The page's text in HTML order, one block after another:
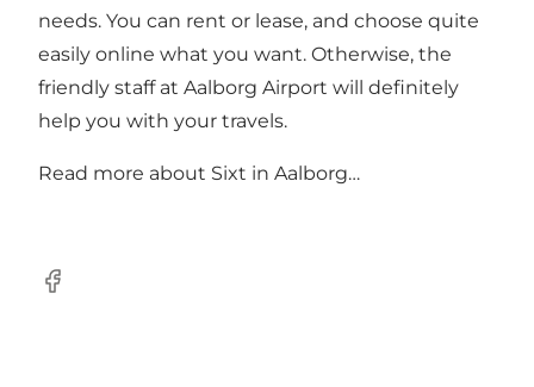
needs. You can rent or lease, and choose quite
easily online what you want. Otherwise, the
friendly staff at Aalborg Airport will definitely
help you with your travels.
Read more about Sixt in Aalborg…
Facebook